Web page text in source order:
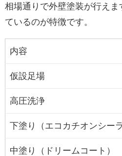
相場通りで外壁塗装が行え
ているのが特徴です。
内容
仮設足場
高圧洗浄
下塗り（エコカチオンシー
中塗り（ドリームコート）